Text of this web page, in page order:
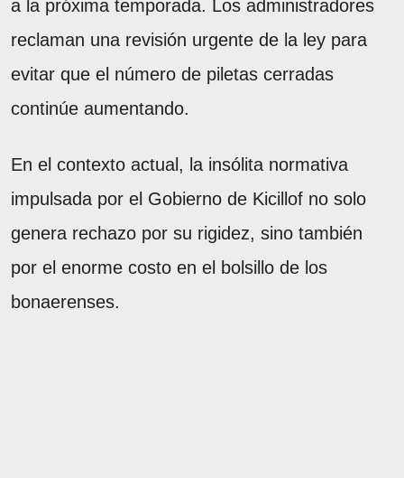
a la próxima temporada. Los administradores
reclaman una revisión urgente de la ley para
evitar que el número de piletas cerradas
continúe aumentando.
En el contexto actual, la insólita normativa
impulsada por el Gobierno de Kicillof no solo
genera rechazo por su rigidez, sino también
por el enorme costo en el bolsillo de los
bonaerenses.